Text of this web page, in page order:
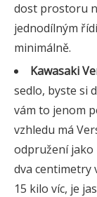
dost prostoru
jednodílným
minimálně.
Kawasaki
sedlo, byste si
vám to jenom
vzhledu má
odpružení jako
dva centimetry
15 kilo víc, je